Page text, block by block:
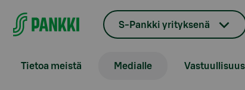
S-Pankki yrityksenä
Tietoa meistä Medialle Vastuullisuus